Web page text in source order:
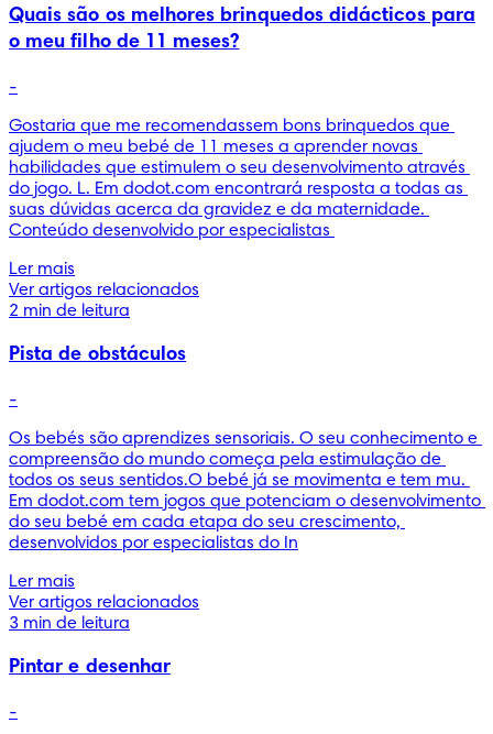
Quais são os melhores brinquedos didácticos para
o meu filho de 11 meses?
-
Gostaria que me recomendassem bons brinquedos que
ajudem o meu bebé de 11 meses a aprender novas
habilidades que estimulem o seu desenvolvimento através
do jogo. L. Em dodot.com encontrará resposta a todas as
suas dúvidas acerca da gravidez e da maternidade.
Conteúdo desenvolvido por especialistas
Ler mais
Ver artigos relacionados
2 min de leitura
Pista de obstáculos
-
Os bebés são aprendizes sensoriais. O seu conhecimento e
compreensão do mundo começa pela estimulação de
todos os seus sentidos.O bebé já se movimenta e tem mu.
Em dodot.com tem jogos que potenciam o desenvolvimento
do seu bebé em cada etapa do seu crescimento,
desenvolvidos por especialistas do In
Ler mais
Ver artigos relacionados
3 min de leitura
Pintar e desenhar
-